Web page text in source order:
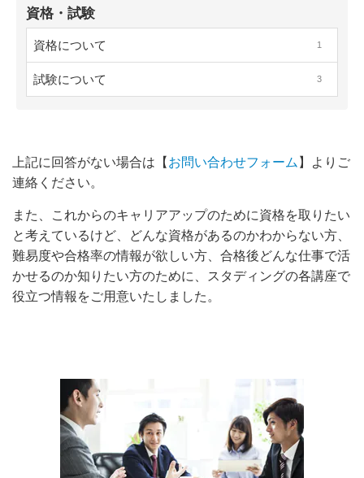
資格・試験
資格について 1
試験について 3
上記に回答がない場合は【 お問い合わせフォーム 】
よりご
連絡ください。
また、これからのキャリアアップのために資格を取りたい
と考えているけど、どんな資格があるのかわからない方、
難易度や合格率の情報が欲しい方、合格後どんな仕事で活
かせるのか知りたい方のために、スタディングの各講座で
役立つ情報をご用意いたしました。